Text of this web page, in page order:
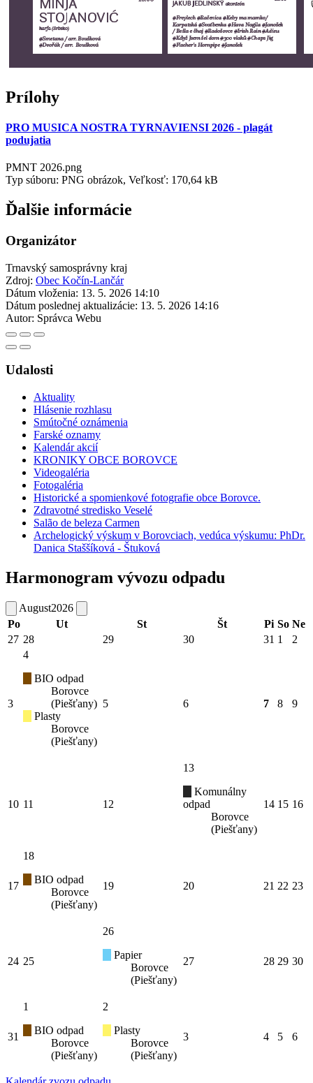
Prílohy
PRO MUSICA NOSTRA TYRNAVIENSI 2026 - plagát
podujatia
PMNT 2026.png
Typ súboru: PNG obrázok, Veľkosť: 170,64 kB
Ďalšie informácie
Organizátor
Trnavský samosprávny kraj
Zdroj: Obec Kočín-Lančár
Dátum vloženia: 13. 5. 2026 14:10
Dátum poslednej aktualizácie: 13. 5. 2026 14:16
Autor: Správca Webu
Udalosti
Aktuality
Hlásenie rozhlasu
Smútočné oznámenia
Farské oznamy
Kalendár akcií
KRONIKY OBCE BOROVCE
Videogaléria
Fotogaléria
Historické a spomienkové fotografie obce Borovce.
Zdravotné stredisko Veselé
Salão de beleza Carmen
Archelogický výskum v Borovciach, vedúca výskumu: PhDr.
Danica Staššíková - Štuková
Harmonogram vývozu odpadu
August2026
Po
Ut St Št Pi So Ne
27 28 29 30 31 1 2
3
4
BIO odpad
Borovce
(Piešťany)
Plasty
Borovce
(Piešťany)
5 6 7 8 9
10 11 12
13
Komunálny
odpad
Borovce
(Piešťany)
14 15 16
17
18
BIO odpad
Borovce
(Piešťany)
19 20 21 22 23
24 25
26
Papier
Borovce
(Piešťany)
27 28 29 30
31
1
BIO odpad
Borovce
(Piešťany)
2
Plasty
Borovce
(Piešťany)
3 4 5 6